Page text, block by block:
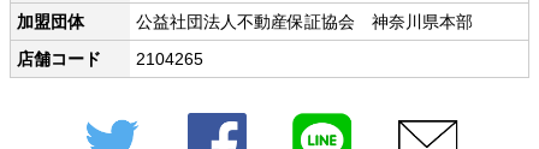
加盟団体
公益社団法人不動産保証協会 神奈川県本部
店舗コード
2104265
Twitter Facebook